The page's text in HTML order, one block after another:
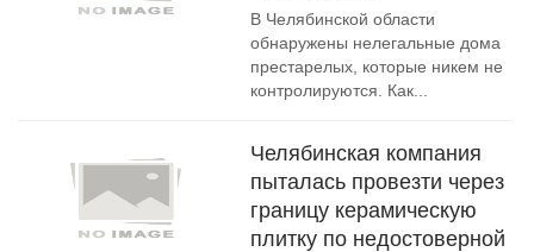
В Челябинской области
обнаружены нелегальные дома
престарелых, которые никем не
контролируются. Как...
Челябинская компания
пыталась провезти через
границу керамическую
плитку по недостоверной